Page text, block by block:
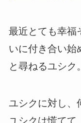
最近とても幸福
いに付き合い始
と尋ねるユシク。
ユシクに対し、
ユシクは慌てて